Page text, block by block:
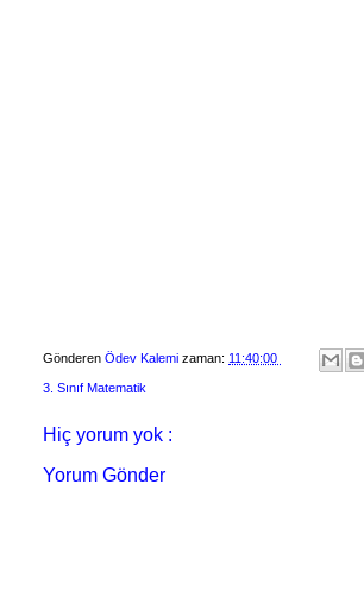
Gönderen Ödev Kalemi zaman: 11:40:00
3. Sınıf Matematik
Hiç yorum yok :
Yorum Gönder